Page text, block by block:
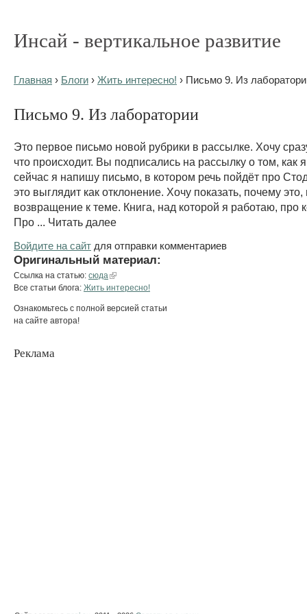
Инсай - вертикальное развитие
Главная › Блоги › Жить интересно! › Письмо 9. Из
Письмо 9. Из лаборатории
Это первое письмо новой рубрики в рассылке. Хочу
что происходит. Вы подписались на рассылку о том, как
сейчас я напишу письмо, в котором речь пойдёт про
это выглядит как отклонение. Хочу показать, почему это,
возвращение к теме. Книга, над которой я работаю, про
Про ... Читать далее
Войдите на сайт для отправки комментариев
Оригинальный материал:
Ссылка на статью: сюда
Все статьи блога: Жить интересно!
Ознакомьтесь с полной версией статьи
на сайте автора!
Реклама